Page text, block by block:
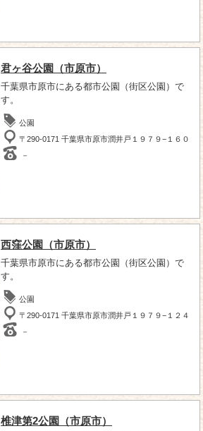
君ヶ谷公園（市原市）
千葉県市原市にある都市公園（街区公園）で
す。
公園
〒290-0171 千葉県市原市潤井戸１９７９−１６０
－
西窪公園（市原市）
千葉県市原市にある都市公園（街区公園）で
す。
公園
〒290-0171 千葉県市原市潤井戸１９７９−１２４
－
椎津第2公園（市原市）